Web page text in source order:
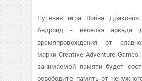
Путевая игра Война
Андроид - веселая аркада
времяпровождения от
марки Creative Adventure
занимаемой памяти будет
освободите память от